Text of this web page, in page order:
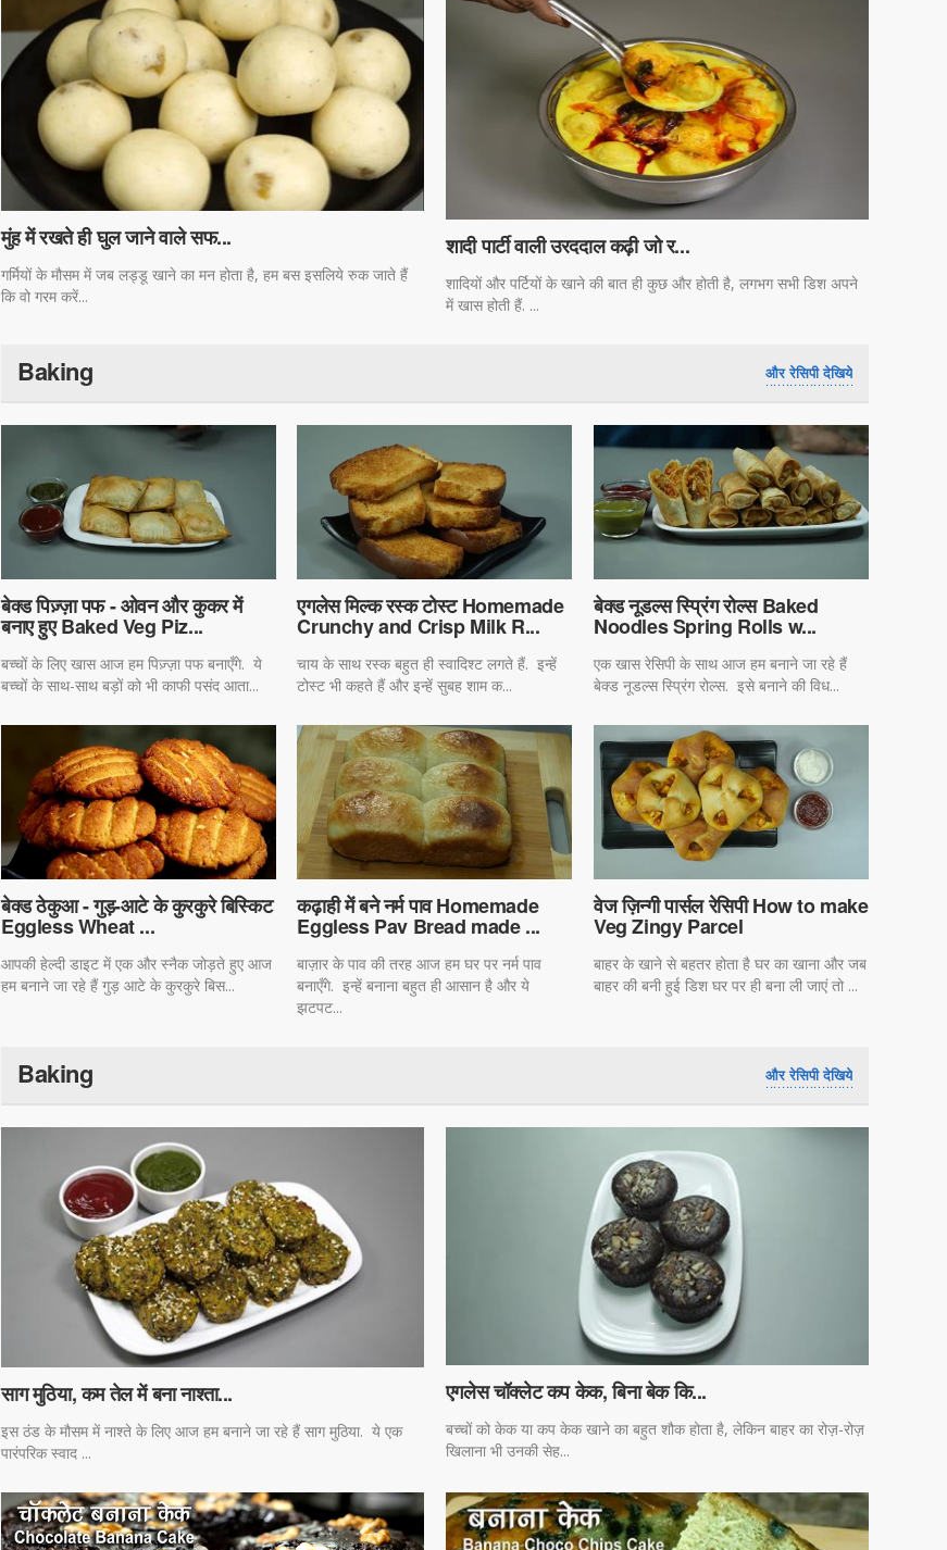
मुंह में रखते ही घुल जाने वाले सफ...
गर्मियों के मौसम में जब लड्डू खाने का मन होता है, हम बस इसलिये रुक जाते हैं
कि वो गरम करें...
शादी पार्टी वाली उरददाल कढ़ी जो र...
शादियों और पर्टियों के खाने की बात ही कुछ और होती है, लगभग सभी डिश अपने
में खास होती हैं. ...
Baking और रेसिपी देखिये
बेक्ड पिज़्ज़ा पफ - ओवन और कुकर में
बनाए हुए Baked Veg Piz...
बच्चों के लिए खास आज हम पिज़्ज़ा पफ बनाएँगे. ये
बच्चों के साथ-साथ बड़ों को भी काफी पसंद आता...
एगलेस मिल्क रस्क टोस्ट Homemade
Crunchy and Crisp Milk R...
चाय के साथ रस्क बहुत ही स्वादिश्ट लगते हैं. इन्हें
टोस्ट भी कहते हैं और इन्हें सुबह शाम क...
बेक्ड नूडल्स स्प्रिंग रोल्स Baked
Noodles Spring Rolls w...
एक खास रेसिपी के साथ आज हम बनाने जा रहे हैं
बेक्ड नूडल्स स्प्रिंग रोल्स. इसे बनाने की विध...
बेक्ड ठेकुआ - गुड़-आटे के कुरकुरे बिस्किट
Eggless Wheat ...
आपकी हेल्दी डाइट में एक और स्नैक जोड़ते हुए आज
हम बनाने जा रहे हैं गुड़ आटे के कुरकुरे बिस...
कढ़ाही में बने नर्म पाव Homemade
Eggless Pav Bread made ...
बाज़ार के पाव की तरह आज हम घर पर नर्म पाव
बनाएँगे. इन्हें बनाना बहुत ही आसान है और ये
झटपट...
वेज ज़िन्गी पार्सल रेसिपी How to make
Veg Zingy Parcel
बाहर के खाने से बहतर होता है घर का खाना और जब
बाहर की बनी हुई डिश घर पर ही बना ली जाएं तो ...
Baking और रेसिपी देखिये
साग मुठिया, कम तेल में बना नाश्ता...
इस ठंड के मौसम में नाश्ते के लिए आज हम बनाने जा रहे हैं साग मुठिया. ये एक
पारंपरिक स्वाद ...
एगलेस चॉक्लेट कप केक, बिना बेक कि...
बच्चों को केक या कप केक खाने का बहुत शौक होता है, लेकिन बाहर का रोज़-रोज़
खिलाना भी उनकी सेह...